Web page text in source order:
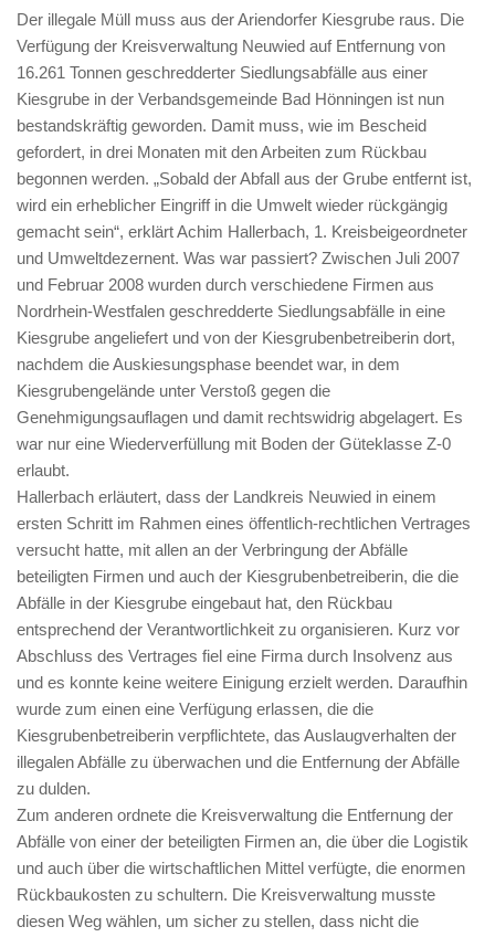
Der illegale Müll muss aus der Ariendorfer Kiesgrube raus. Die
Verfügung der Kreisverwaltung Neuwied auf Entfernung von
16.261 Tonnen geschredderter Siedlungsabfälle aus einer
Kiesgrube in der Verbandsgemeinde Bad Hönningen ist nun
bestandskräftig geworden. Damit muss, wie im Bescheid
gefordert, in drei Monaten mit den Arbeiten zum Rückbau
begonnen werden. „Sobald der Abfall aus der Grube entfernt ist,
wird ein erheblicher Eingriff in die Umwelt wieder rückgängig
gemacht sein“, erklärt Achim Hallerbach, 1. Kreisbeigeordneter
und Umweltdezernent. Was war passiert? Zwischen Juli 2007
und Februar 2008 wurden durch verschiedene Firmen aus
Nordrhein-Westfalen geschredderte Siedlungsabfälle in eine
Kiesgrube angeliefert und von der Kiesgrubenbetreiberin dort,
nachdem die Auskiesungsphase beendet war, in dem
Kiesgrubengelände unter Verstoß gegen die
Genehmigungsauflagen und damit rechtswidrig abgelagert. Es
war nur eine Wiederverfüllung mit Boden der Güteklasse Z-0
erlaubt.
Hallerbach erläutert, dass der Landkreis Neuwied in einem
ersten Schritt im Rahmen eines öffentlich-rechtlichen Vertrages
versucht hatte, mit allen an der Verbringung der Abfälle
beteiligten Firmen und auch der Kiesgrubenbetreiberin, die die
Abfälle in der Kiesgrube eingebaut hat, den Rückbau
entsprechend der Verantwortlichkeit zu organisieren. Kurz vor
Abschluss des Vertrages fiel eine Firma durch Insolvenz aus
und es konnte keine weitere Einigung erzielt werden. Daraufhin
wurde zum einen eine Verfügung erlassen, die die
Kiesgrubenbetreiberin verpflichtete, das Auslaugverhalten der
illegalen Abfälle zu überwachen und die Entfernung der Abfälle
zu dulden.
Zum anderen ordnete die Kreisverwaltung die Entfernung der
Abfälle von einer der beteiligten Firmen an, die über die Logistik
und auch über die wirtschaftlichen Mittel verfügte, die enormen
Rückbaukosten zu schultern. Die Kreisverwaltung musste
diesen Weg wählen, um sicher zu stellen, dass nicht die